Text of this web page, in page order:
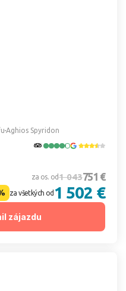
Aghios Spyridon
za os. od1 043751 €
za všetkých od 1 502 €
zájazdu